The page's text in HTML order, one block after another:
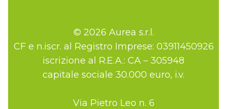
© 2026 Aurea s.r.l.
CF e n.iscr. al Registro Imprese: 03911450926
iscrizione al R.E.A.: CA – 305948
capitale sociale 30.000 euro, i.v.
Via Pietro Leo n. 6